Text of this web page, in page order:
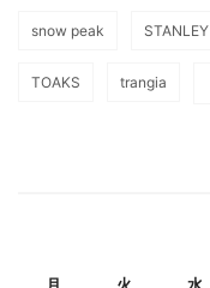
snow peak STANLEY
TOAKS trangia